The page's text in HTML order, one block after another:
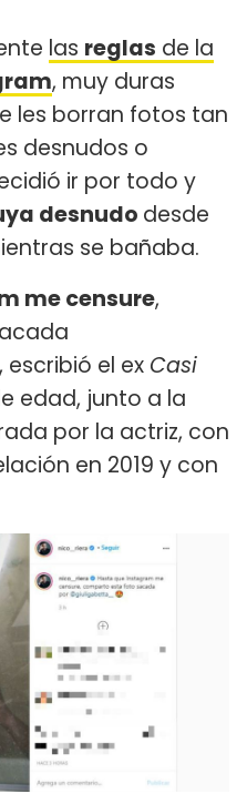
las reglas de la
, muy duras
les borran fotos tan
desnudos o
ir por todo y
desnudo desde
se bañaba.
me censure,
el ex Casi
edad, junto a la
por la actriz, con
en 2019 y con